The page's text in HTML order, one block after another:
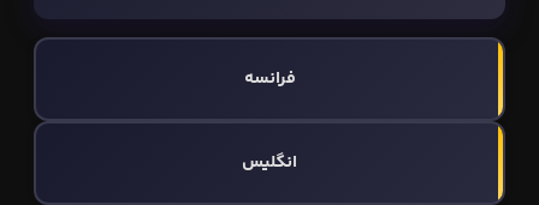
فرانسه
انگلیس